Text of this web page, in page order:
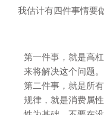
我估计有四件事情要做
第一件事，就是高
来将解决这个问题。
第二件事，就是所
规律，就是消费属